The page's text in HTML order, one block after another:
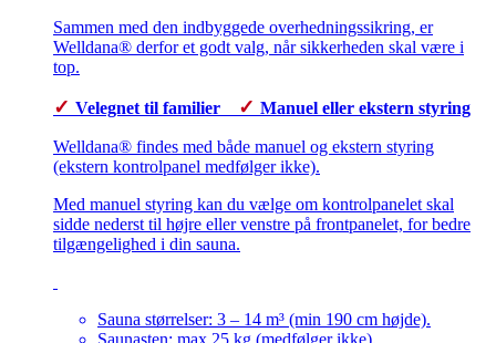
Sammen med den indbyggede overhedningssikring, er
Welldana® derfor et godt valg, når sikkerheden skal være i
top.
✓ Velegnet til familier ✓ Manuel eller ekstern styring
Welldana® findes med både manuel og ekstern styring
(ekstern kontrolpanel medfølger ikke).
Med manuel styring kan du vælge om kontrolpanelet skal
sidde nederst til højre eller venstre på frontpanelet, for bedre
tilgængelighed i din sauna.
Sauna størrelser: 3 – 14 m³ (min 190 cm højde).
Saunasten: max 25 kg (medfølger ikke).